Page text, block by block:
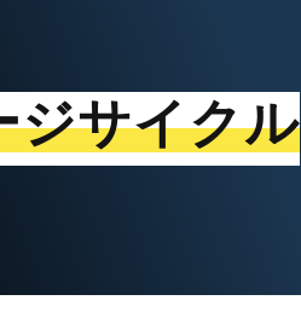
ジサイクル